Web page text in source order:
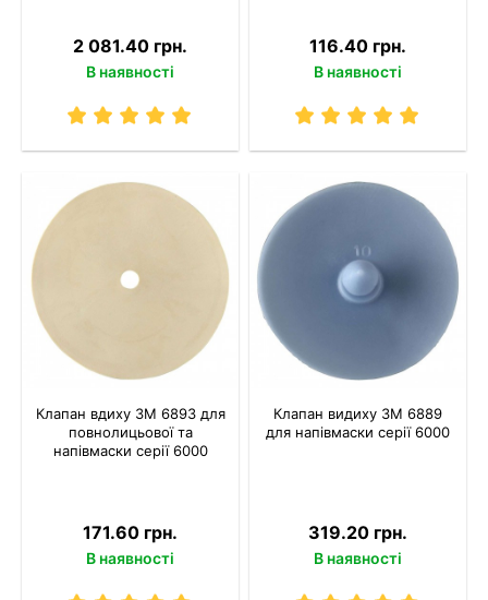
2 081.40 грн.
В наявності
116.40 грн.
В наявності
Клапан вдиху 3M 6893 для
повнолицьової та
напівмаски серії 6000
171.60 грн.
В наявності
Клапан видиху 3M 6889
для напівмаски серії 6000
319.20 грн.
В наявності